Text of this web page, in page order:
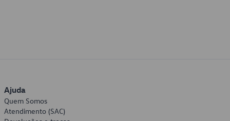
Ajuda
Quem Somos
Atendimento (SAC)